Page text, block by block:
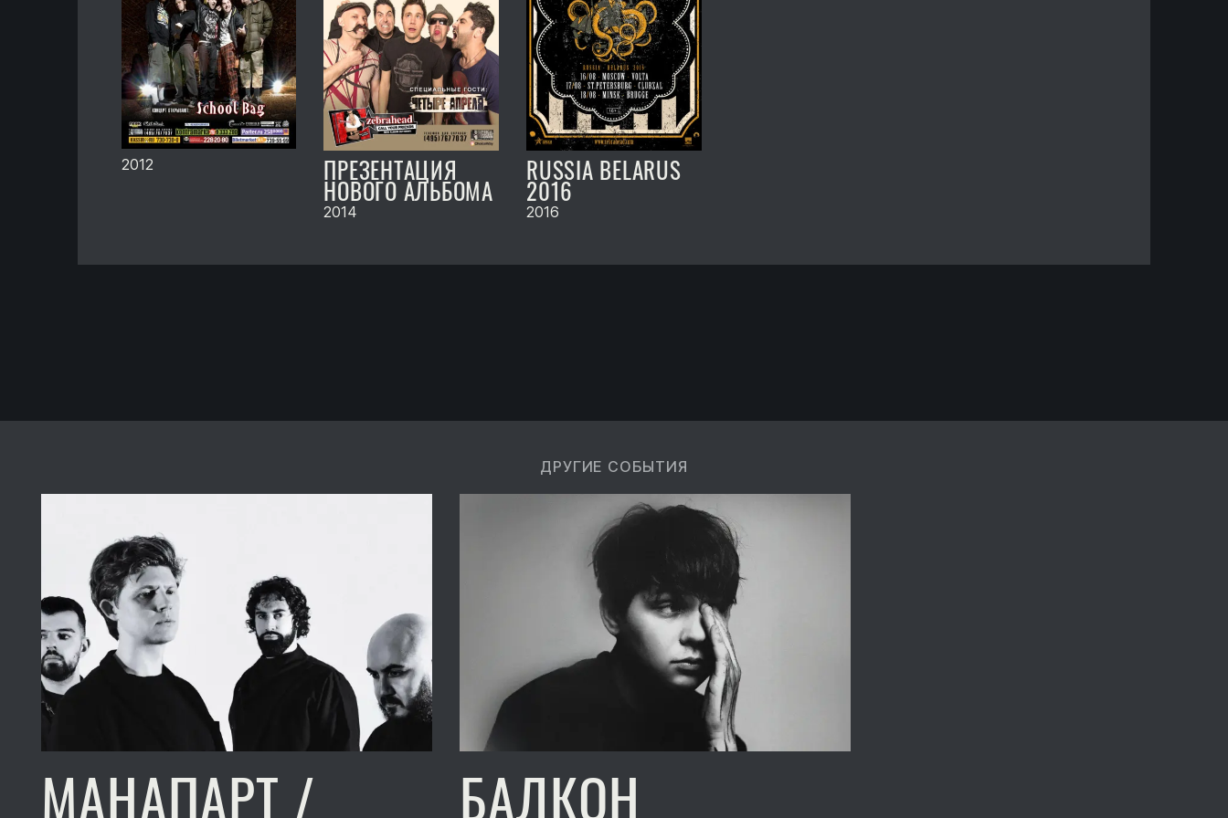
2012 ПРЕЗЕНТАЦИЯ
НОВОГО АЛЬБОМА
2014
RUSSIA BELARUS
2016
2016
ДРУГИЕ СОБЫТИЯ
МАНАПАРТ / БАЛКОН